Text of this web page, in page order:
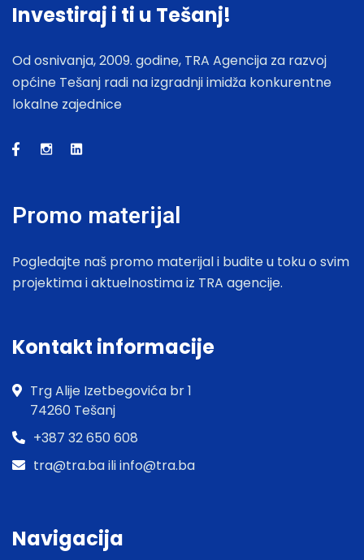
Investiraj i ti u Tešanj!
Od osnivanja, 2009. godine, TRA Agencija za razvoj
općine Tešanj radi na izgradnji imidža konkurentne
lokalne zajednice
Promo materijal
Pogledajte naš promo materijal i budite u toku o svim
projektima i aktuelnostima iz TRA agencije.
Kontakt informacije
Trg Alije Izetbegovića br 1
74260 Tešanj
+387 32 650 608
tra@tra.ba ili info@tra.ba
Navigacija